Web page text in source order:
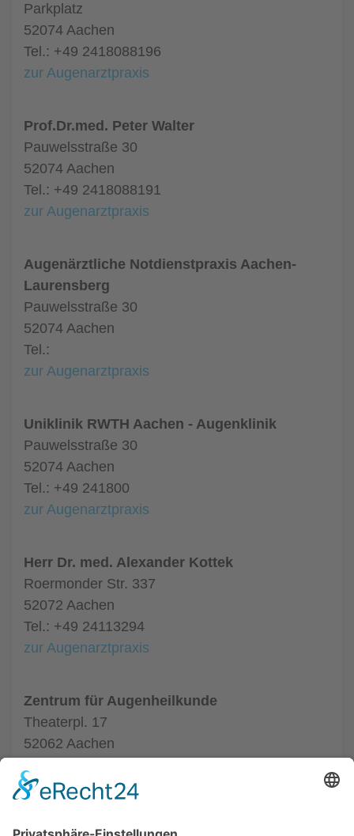
Parkplatz
52074 Aachen
Tel.: +49 2418088196
zur Augenarztpraxis
Prof.Dr.med. Peter Walter
Pauwelsstraße 30
52074 Aachen
Tel.: +49 2418088191
zur Augenarztpraxis
Augenärztliche Notdienstpraxis Aachen-
Laurensberg
Pauwelsstraße 30
52074 Aachen
Tel.:
zur Augenarztpraxis
Uniklinik RWTH Aachen - Augenklinik
Pauwelsstraße 30
52074 Aachen
Tel.: +49 241800
zur Augenarztpraxis
Herr Dr. med. Alexander Kottek
Roermonder Str. 337
52072 Aachen
Tel.: +49 24113294
zur Augenarztpraxis
Zentrum für Augenheilkunde
Theaterpl. 17
52062 Aachen
zur Augenarztpraxis